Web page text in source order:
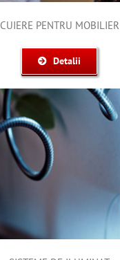
CUIERE PENTRU MOBILIER
Detalii